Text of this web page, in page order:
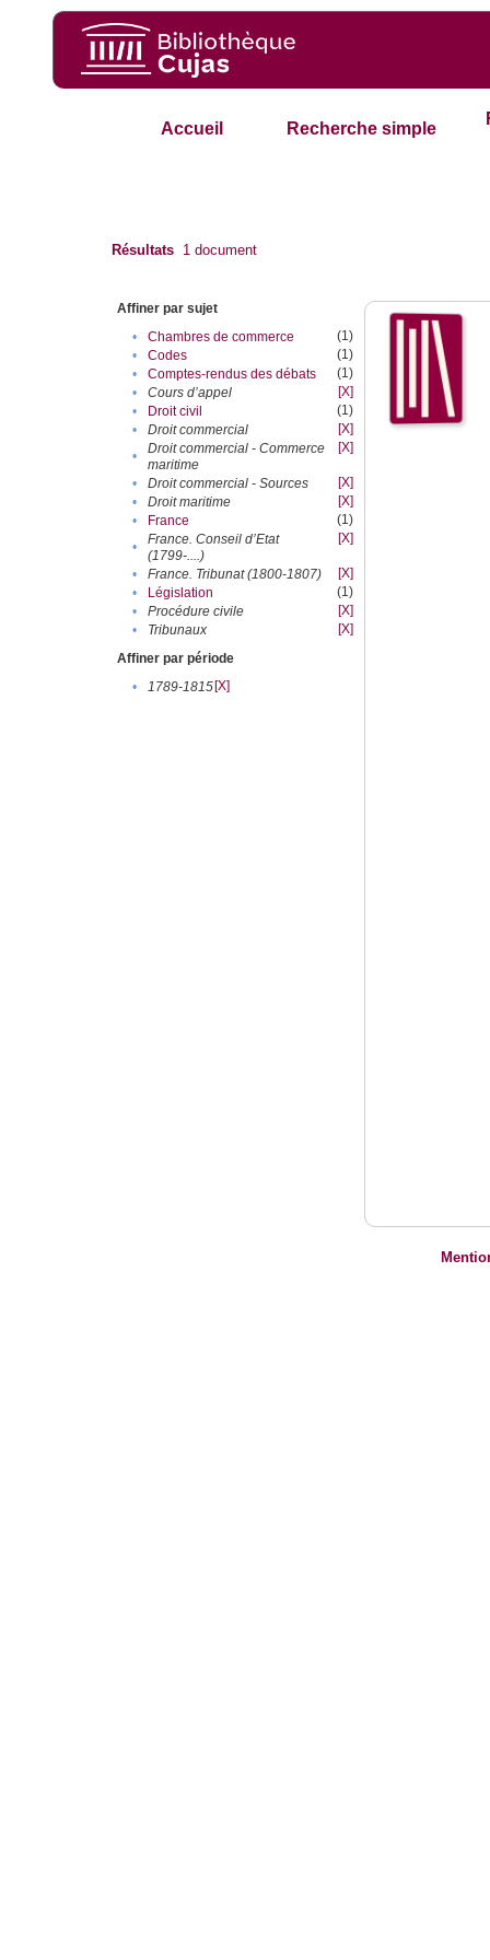
Accueil Recherche simple
Résultats 1 document
Affiner par sujet
•
Chambres de commerce
(1)
•
Codes
(1)
•
Comptes-rendus des débats
(1)
•
Cours d’appel
[X]
•
Droit civil
(1)
•
Droit commercial
[X]
•
Droit commercial - Commerce
maritime
[X]
• Droit commercial - Sources
[X]
•
Droit maritime
[X]
•
France
(1)
•
France. Conseil d’Etat
(1799-....)
[X]
• France. Tribunat (1800-1807)
[X]
•
Législation
(1)
•
Procédure civile
[X]
•
Tribunaux
[X]
Affiner par période
•
1789-1815[X]